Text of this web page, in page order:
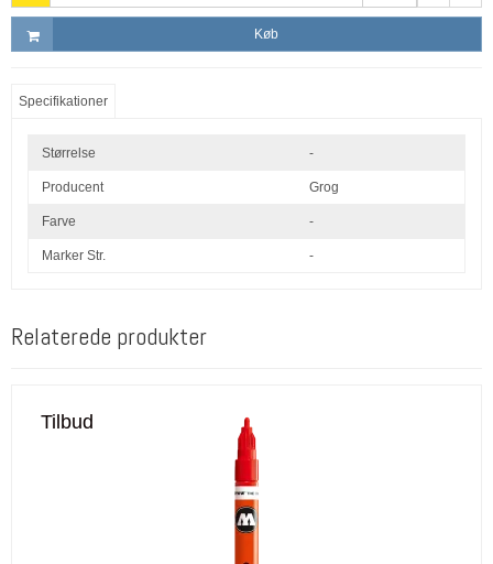
Køb
Specifikationer
Størrelse -
Producent Grog
Farve -
Marker Str. -
Relaterede produkter
Tilbud